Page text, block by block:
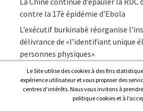
contre la 17è épidémie d’Ebola
L’exécutif burkinabè réorganise
délivrance de «l’identifiant unique
personnes physiques»
Le Site utilise des cookies à des fins
expérience utilisateur et vous proposer des
centres d’intérêts. Nous vous invitons à
politique cookies et à